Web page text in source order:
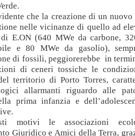
che la creazione di un
nelle vicinanze di quello ad
E.ON (640 MWe da carbone,
e 80 MWe da gasolio),
di fossili, peggiorerebbe in
di ceneri tossiche le
territorio di Porto Torres,
allarmanti riguardo alle
prima infanzia e
motivi le associazioni
Giuridico e Amici della Terra,